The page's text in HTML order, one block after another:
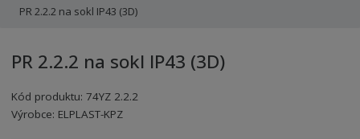
o
í
t
r
PR 2.2.2 na sokl IP43 (3D)
PR 2.2.2 na sokl IP43 (3D)
Kód produktu:74YZ 2.2.2
Kód výrobce: 8595208606069
Kód dodavatele:8595208606069
Výrobce: ELPLAST-KPZ